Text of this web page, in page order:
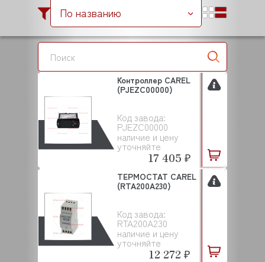
По названию
Код завода:
PJEZC00000
наличие и цену
уточняйте
Контроллер CAREL
(PJEZC00000)
17 405 ₽
Код завода:
RTA200A230
наличие и цену
уточняйте
ТЕРМОСТАТ CAREL
(RTA200A230)
12 272 ₽